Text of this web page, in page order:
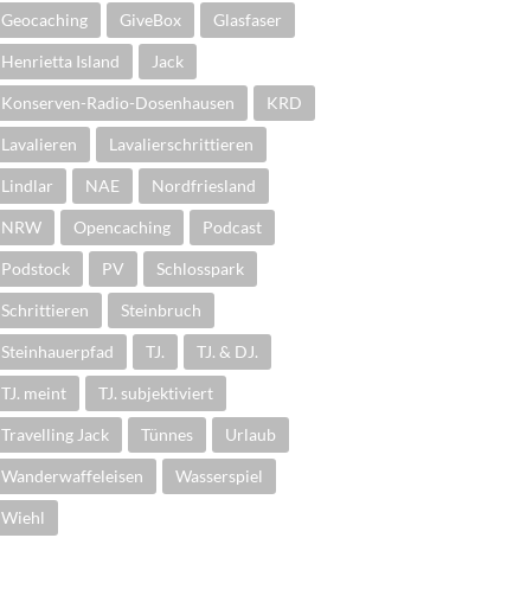
Geocaching GiveBox Glasfaser
Henrietta Island Jack
Konserven-Radio-Dosenhausen KRD
Lavalieren Lavalierschrittieren
Lindlar NAE Nordfriesland
NRW Opencaching Podcast
Podstock PV Schlosspark
Schrittieren Steinbruch
Steinhauerpfad TJ. TJ. & DJ.
TJ. meint TJ. subjektiviert
Travelling Jack Tünnes Urlaub
Wanderwaffeleisen Wasserspiel
Wiehl